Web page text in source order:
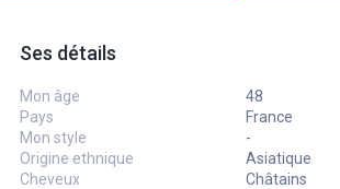
Ses détails
Mon âge
48
Pays
France
Mon style
-
Origine ethnique
Asiatique
Cheveux
Châtains